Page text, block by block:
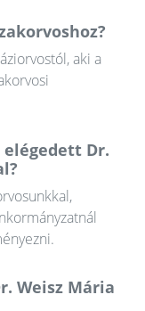
aki a
Dr.
Weisz Mária